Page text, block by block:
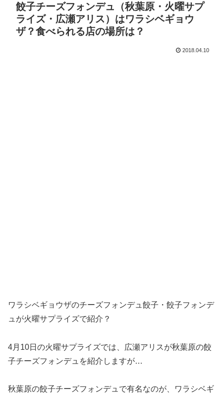
餃子チーズフォンデュ（秋葉原・火曜サプ
ライズ・広瀬アリス）はワラシベギョウ
ザ？食べられる店の場所は？
2018.04.10
ワラシベギョウザのチーズフォンデュ餃子・餃子フォンデ
ュが火曜サプライズで紹介？
4月10日の火曜サプライズでは、広瀬アリスが秋葉原の餃
子チーズフォンデュを紹介しますが…
秋葉原の餃子チーズフォンデュで有名なのが、ワラシベギ